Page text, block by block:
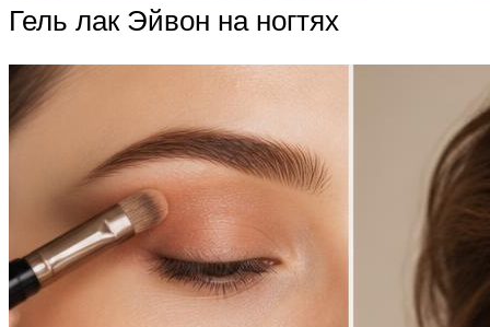
Гель лак Эйвон на ногтях